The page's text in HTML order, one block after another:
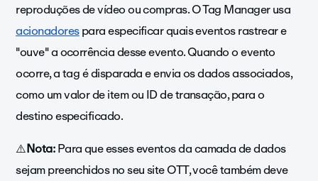
reproduções de vídeo ou compras. O Tag Manager usa
acionadorespara especificar quais eventos rastrear e
"ouve" a ocorrência desse evento. Quando o evento
ocorre, a tag é disparada e envia os dados associados,
como um valor de item ou ID de transação, para o
destino especificado.
⚠️Nota:Para que esses eventos da camada de dados
sejam preenchidos no seu site OTT, você também deve